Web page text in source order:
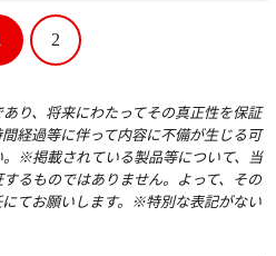
2
り、将来にわたってその真正性を保証
経過等に伴って内容に不備が生じる可
※掲載されている製品等について、当
るものではありません。よって、その
てお願いします。※特別な表記がない